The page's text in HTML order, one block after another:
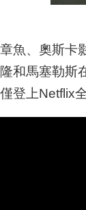
魚、奧斯卡
和馬塞勒斯
登上Netflix